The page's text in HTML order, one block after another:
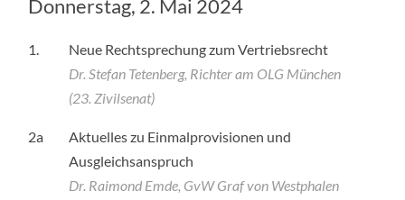
Donnerstag, 2. Mai 2024
1.
Neue Rechtsprechung zum Vertriebsrecht
Dr. Stefan Tetenberg, Richter am OLG München
(23. Zivilsenat)
2a
Aktuelles zu Einmalprovisionen und
Ausgleichsanspruch
Dr. Raimond Emde, GvW Graf von Westphalen